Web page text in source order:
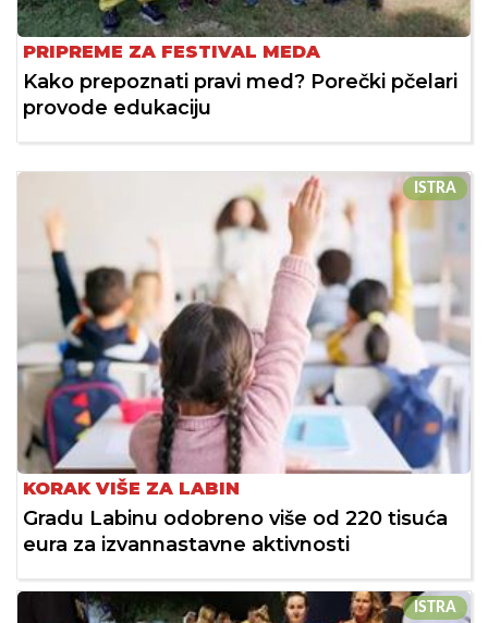
PRIPREME ZA FESTIVAL MEDA
Kako prepoznati pravi med? Porečki pčelari
provode edukaciju
ISTRA
KORAK VIŠE ZA LABIN
Gradu Labinu odobreno više od 220 tisuća
eura za izvannastavne aktivnosti
ISTRA